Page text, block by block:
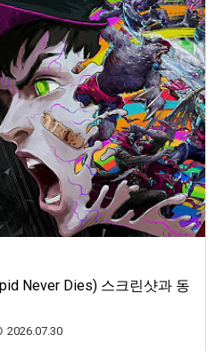
Never Dies) 스크린샷과 동
2026.07.30